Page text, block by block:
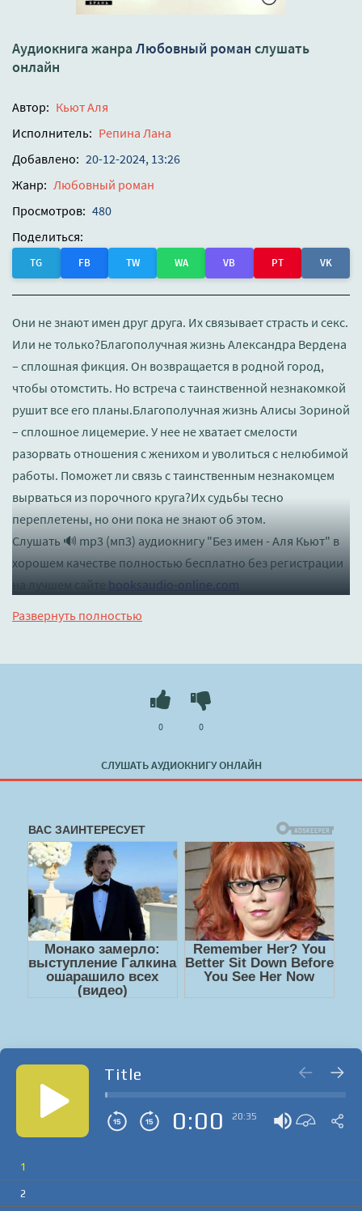
Аудиокнига жанра Любовный роман слушать
онлайн
Автор: Кьют Аля
Исполнитель: Репина Лана
Добавлено: 20-12-2024, 13:26
Жанр: Любовный роман
Просмотров: 480
Поделиться:
TG FB TW WA VB PT VK
Они не знают имен друг друга. Их связывает страсть и секс.
Или не только?Благополучная жизнь Александра Вердена
– сплошная фикция. Он возвращается в родной город,
чтобы отомстить. Но встреча с таинственной незнакомкой
рушит все его планы.Благополучная жизнь Алисы Зориной
– сплошное лицемерие. У нее не хватает смелости
разорвать отношения с женихом и уволиться с нелюбимой
работы. Поможет ли связь с таинственным незнакомцем
вырваться из порочного круга?Их судьбы тесно
переплетены, но они пока не знают об этом.
Слушать 🔊 mp3 (мп3) аудиокнигу "Без имен - Аля Кьют" в
хорошем качестве полностью бесплатно без регистрации
на лучшем сайте booksaudio-online.com
Развернуть полностью
СЛУШАТЬ АУДИОКНИГУ ОНЛАЙН
0 0
Title
0:00 20:35
1
2